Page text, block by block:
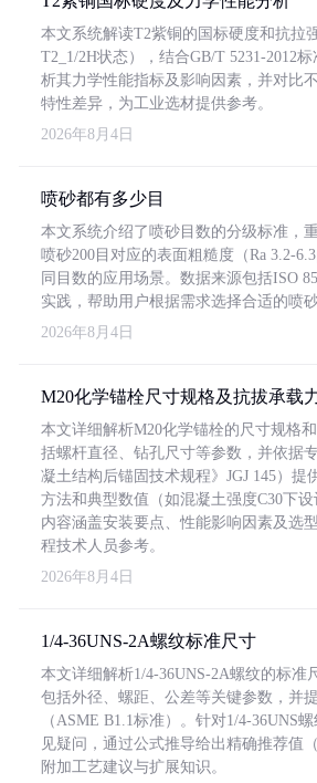
本文系统解读T2紫铜的国标硬度和抗拉
T2_1/2H状态），结合GB/T 5231-2012
析其力学性能指标及影响因素，并对比
特性差异，为工业选材提供参考。
2026年8月4日
喷砂都有多少目
本文系统介绍了喷砂目数的分级标准，
喷砂200目对应的表面粗糙度（Ra 3.2-
同目数的应用场景。数据来源包括ISO
实践，帮助用户根据需求选择合适的喷砂
2026年8月4日
M20化学锚栓尺寸规格及抗拔承载
本文详细解析M20化学锚栓的尺寸规格
括螺杆直径、钻孔尺寸等参数，并依据
凝土结构后锚固技术规程》JGJ 145）提
方法和典型数值（如混凝土强度C30下设
内容涵盖安装要点、性能影响因素及选
程技术人员参考。
2026年8月4日
1/4-36UNS-2A螺纹标准尺寸
本文详细解析1/4-36UNS-2A螺纹的标准
包括外径、螺距、公差等关键参数，并
（ASME B1.1标准）。针对1/4-36UNS
见疑问，通过公式推导给出精确推荐值
附加工艺建议与扩展知识。